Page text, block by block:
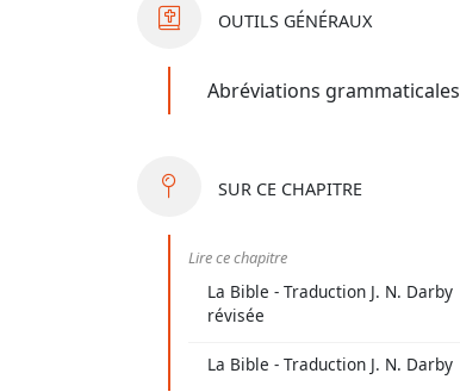
OUTILS GÉNÉRAUX
Abréviations grammaticales
SUR CE CHAPITRE
Lire ce chapitre
La Bible - Traduction J. N. Darby
révisée
La Bible - Traduction J. N. Darby